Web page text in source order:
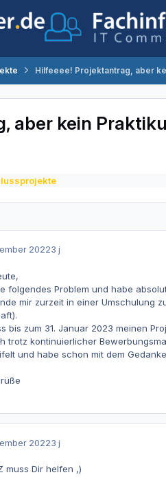
Hilfeeee! Projektantrag, aber
aber kein
20223 j
folgendes Problem und habe
mir zurzeit in einer Umschulung
bis zum 31. Januar 2023 meinen
trotz kontinuierlicher
und habe schon mit dem
20223 j
muss Dir helfen ,)